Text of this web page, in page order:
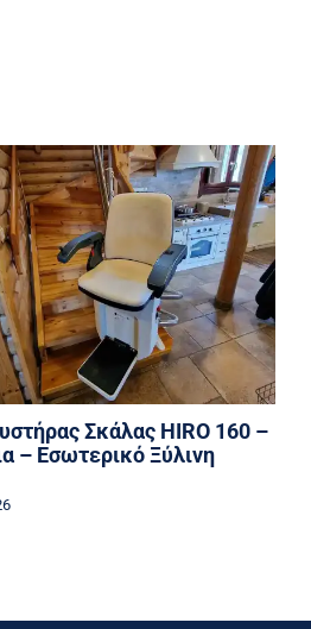
Σκάλας HIRO 160 –
– Εσωτερικό Ξύλινη